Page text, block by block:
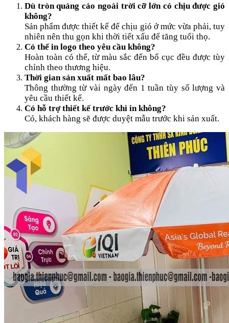
Dù tròn quảng cáo ngoài trời cỡ lớn có chịu được gió
không?
Sản phẩm được thiết kế để chịu gió ở mức vừa phải, tuy
nhiên nên thu gọn khi thời tiết xấu để tăng tuổi thọ.
Có thể in logo theo yêu cầu không?
Hoàn toàn có thể, từ màu sắc đến bố cục đều được tùy
chỉnh theo thương hiệu.
Thời gian sản xuất mất bao lâu?
Thông thường từ vài ngày đến 1 tuần tùy số lượng và
yêu cầu thiết kế.
Có hỗ trợ thiết kế trước khi in không?
Có, khách hàng sẽ được duyệt mẫu trước khi sản xuất.